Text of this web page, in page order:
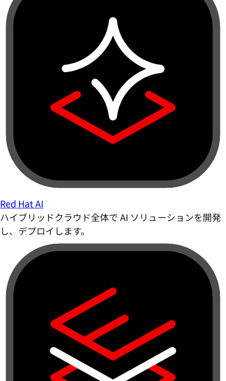
Red Hat AI
ハイブリッドクラウド全体で AI ソリューションを開発
し、デプロイします。